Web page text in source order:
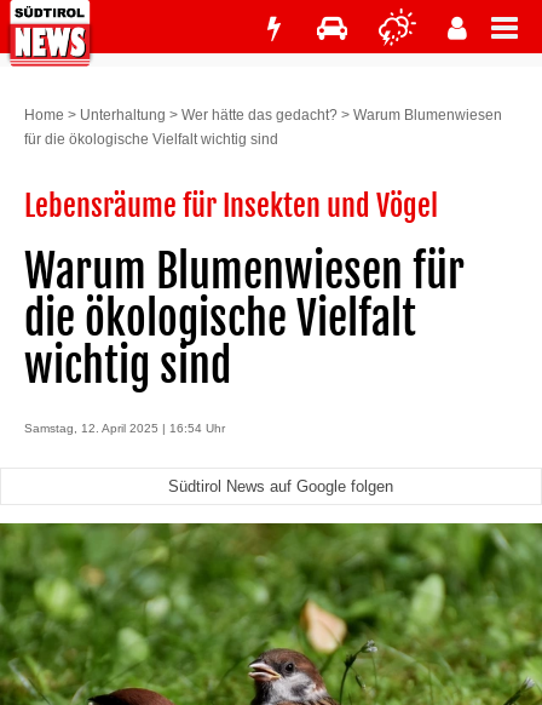
Home > Unterhaltung > Wer hätte das gedacht? > Warum Blumenwiesen
für die ökologische Vielfalt wichtig sind
Lebensräume für Insekten und Vögel
Warum Blumenwiesen für
die ökologische Vielfalt
wichtig sind
Samstag, 12. April 2025 | 16:54 Uhr
Südtirol News auf Google folgen